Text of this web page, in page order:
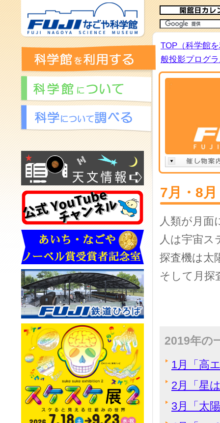
TOP（科学館
般投影プログ
7月・8
人類が月面
人は宇宙
探査機は太
そして月
2019年の
1月「高
2月「星
3月「太